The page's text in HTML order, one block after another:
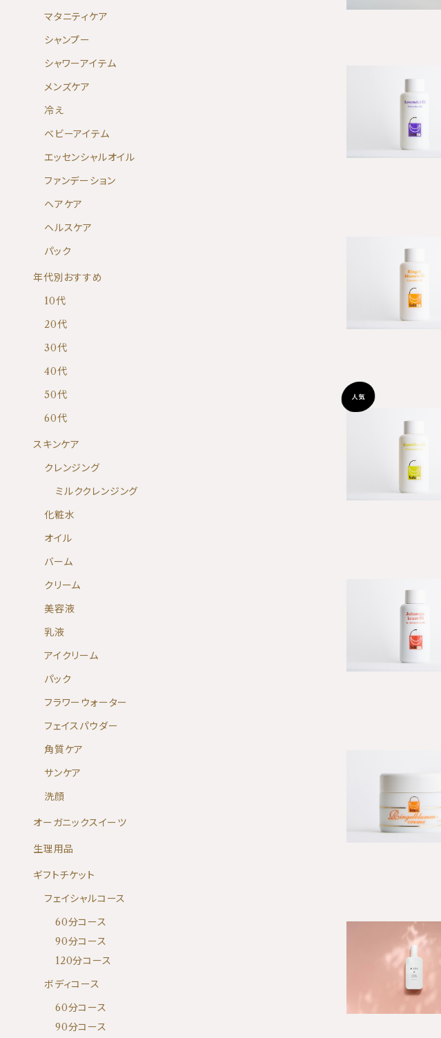
マタニティケア
シャンプー
シャワーアイテム
メンズケア
冷え
ベビーアイテム
エッセンシャルオイル
ファンデーション
ヘアケア
ヘルスケア
パック
年代別おすすめ
10代
20代
30代
40代
50代
60代
スキンケア
クレンジング
ミルククレンジング
化粧水
オイル
バーム
クリーム
美容液
乳液
アイクリーム
パック
フラワーウォーター
フェイスパウダー
角質ケア
サンケア
洗顔
オーガニックスイーツ
生理用品
ギフトチケット
フェイシャルコース
60分コース
90分コース
120分コース
ボディコース
60分コース
90分コース